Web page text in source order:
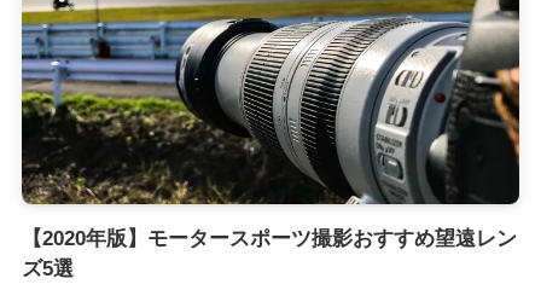
【2020年版】モータースポーツ撮影おすすめ望遠レン
ズ5選